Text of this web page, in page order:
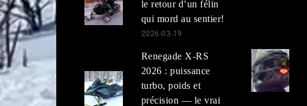
le retour d’un félin
qui mord au sentier!
2026-03-19
Renegade X-RS
2026 : puissance
turbo, poids et
précision — le vrai